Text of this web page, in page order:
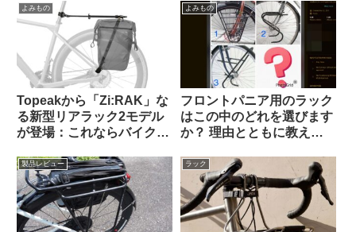
よみもの
Topeakから「Zi:RAK」な
る新型リアラック2モデル
が登場：これならバイクパ
らも納得？
よみもの
フロントパニア用のラック
はこの中のどれを選びます
か？ 理由とともに教えて
ら）
製品レビュー ラック